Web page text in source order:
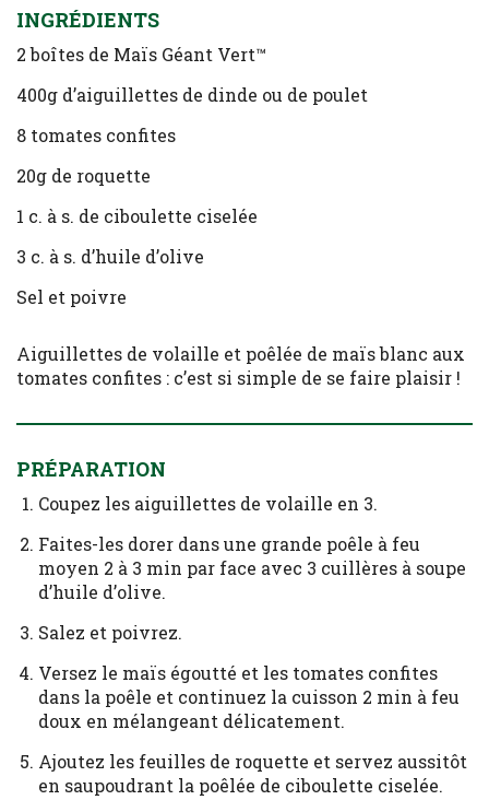
INGRÉDIENTS
2 boîtes de Maïs Géant Vert™
400g d’aiguillettes de dinde ou de poulet
8 tomates confites
20g de roquette
1 c. à s. de ciboulette ciselée
3 c. à s. d’huile d’olive
Sel et poivre
Aiguillettes de volaille et poêlée de maïs blanc aux
tomates confites : c’est si simple de se faire plaisir !
PRÉPARATION
Coupez les aiguillettes de volaille en 3.
Faites-les dorer dans une grande poêle à feu
moyen 2 à 3 min par face avec 3 cuillères à soupe
d’huile d’olive.
Salez et poivrez.
Versez le maïs égoutté et les tomates confites
dans la poêle et continuez la cuisson 2 min à feu
doux en mélangeant délicatement.
Ajoutez les feuilles de roquette et servez aussitôt
en saupoudrant la poêlée de ciboulette ciselée.